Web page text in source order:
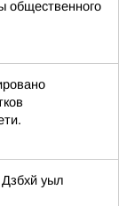
общественного
уыл